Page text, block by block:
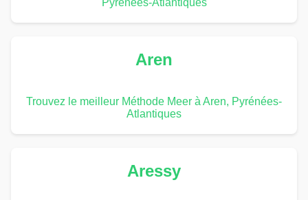
Pyrénées-Atlantiques
Aren
Trouvez le meilleur Méthode Meer à Aren, Pyrénées-
Atlantiques
Aressy